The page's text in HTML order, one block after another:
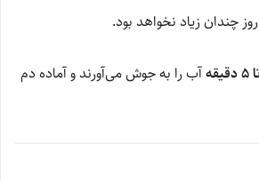
چندان زیاد نخواهد بود.
آب را به جوش می‌آورند و آماده دم